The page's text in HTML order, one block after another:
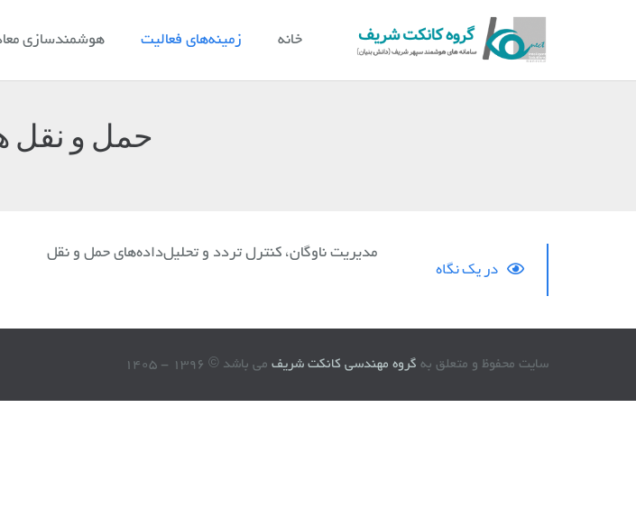
خانه زمینه‌های فعالیت هوشمندسازی
حمل و نقل
در یک نگاه مدیریت ناوگان، کنترل تردد و تحلیل‌داده‌های حمل و نقل
سایت محفوظ و متعلق به گروه مهندسی کانکت شریف می باشد © 1396 - 1405